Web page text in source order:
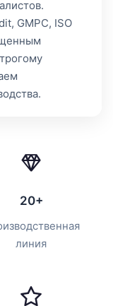
GMPC, ISO
20+
линия